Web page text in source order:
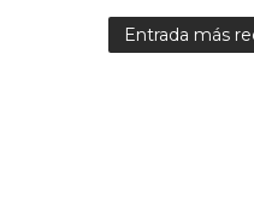
Entrada más